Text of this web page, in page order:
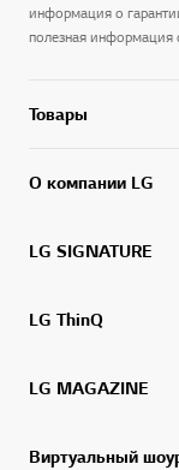
информация о
полезная информация
Товары
О компании LG
LG SIGNATURE
LG ThinQ
LG MAGAZINE
Виртуальный